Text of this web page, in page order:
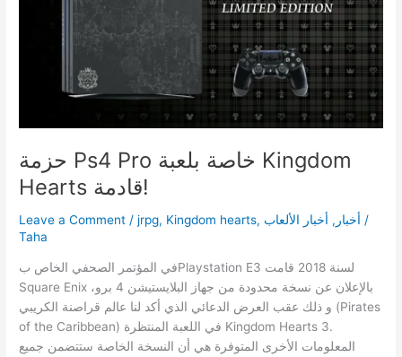
حزمة Ps4 Pro خاصة بلعبة Kingdom
Hearts قادمة!
Leave a Comment /jrpg, Kingdom hearts, أخبار , أخبار اﻷلعاب
/
Taha
في المؤتمر الصحفي الخاص بPlaystation E3 لسنة 2018 قامت
Square Enix باﻹعلان عن نسخة محدودة من جهاز البلايستيشن 4 برو،
و ذلك عقب العرض الدعائي الذي أكد لنا عالم قراصنة الكريبي (Pirates
of the Caribbean) في اللعبة المنتظرة Kingdom Hearts 3.
المعلومات اﻷخرى المتوفرة هي أن النسخة الخاصة ستتضمن جميع